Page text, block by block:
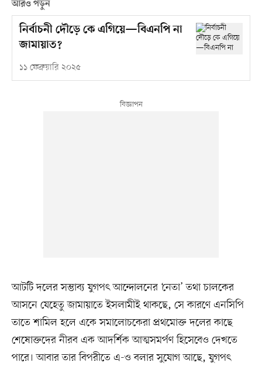
আরও পড়ুন
নির্বাচনী দৌড়ে কে এগিয়ে—বিএনপি না
জামায়াত?
১১ ফেব্রুয়ারি ২০২৫
আটটি দলের সম্ভাব্য যুগপৎ আন্দোলনের ‘নেতা’ তথা চালকের
আসনে যেহেতু জামায়াতে ইসলামীই থাকছে, সে কারণে এনসিপি
তাতে শামিল হলে একে সমালোচকেরা প্রথমোক্ত দলের কাছে
শেষোক্তদের নীরব এক আদর্শিক আত্মসমর্পণ হিসেবেও দেখতে
পারে। আবার তার বিপরীতে এ-ও বলার সুযোগ আছে, যুগপৎ